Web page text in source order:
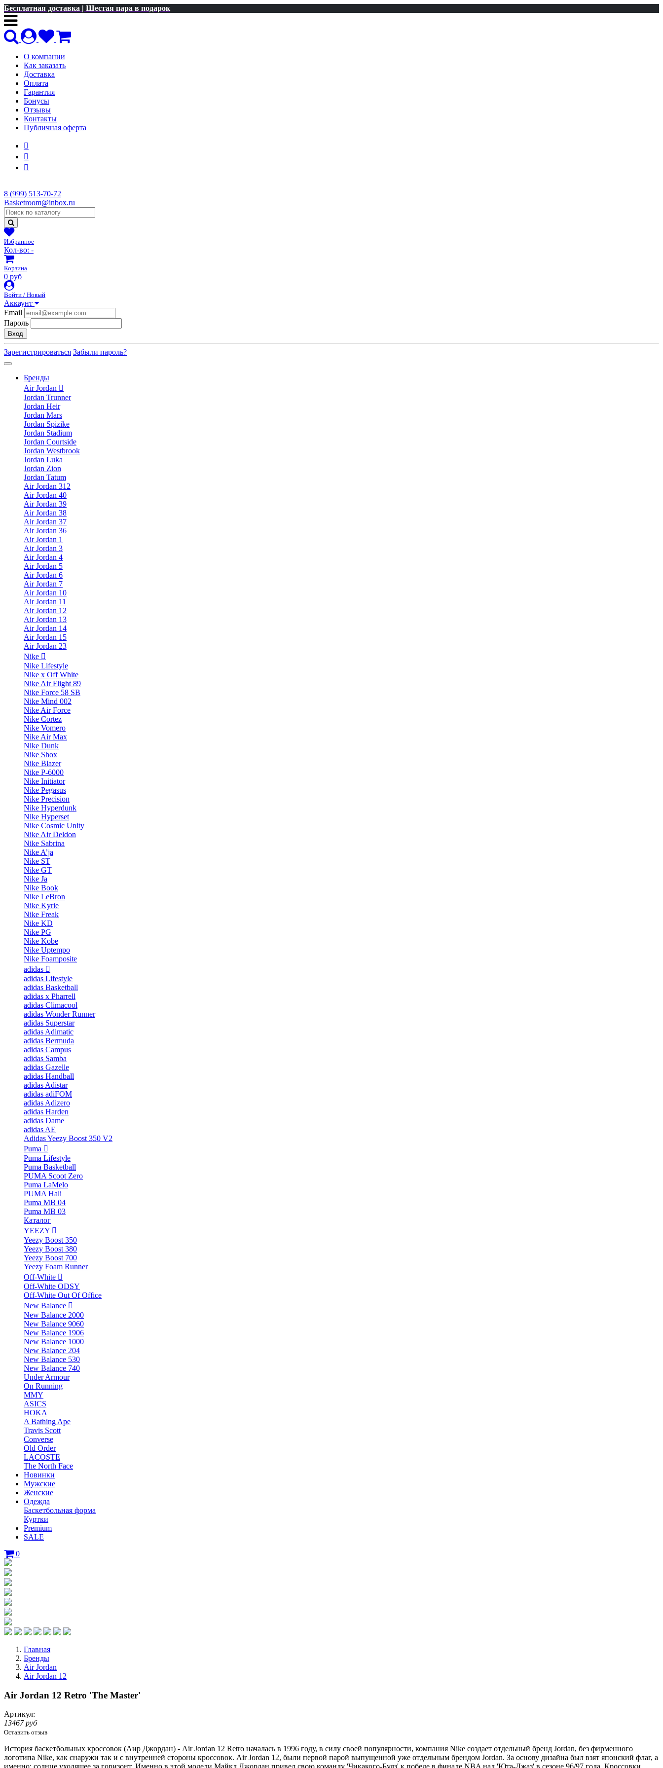
Бесплатная доставка | Шестая пара в подарок
О компании
Как заказать
Доставка
Оплата
Гарантия
Бонусы
Отзывы
Контакты
Публичная оферта
8 (999) 513-70-72
Basketroom@inbox.ru
Избранное
Кол-во: -
Корзина
0 руб
Войти / Новый
Аккаунт
Email
Пароль
Вход
Зарегистрироваться Забыли пароль?
Бренды
Air Jordan
Jordan Trunner
Jordan Heir
Jordan Mars
Jordan Spizike
Jordan Stadium
Jordan Courtside
Jordan Westbrook
Jordan Luka
Jordan Zion
Jordan Tatum
Air Jordan 312
Air Jordan 40
Air Jordan 39
Air Jordan 38
Air Jordan 37
Air Jordan 36
Air Jordan 1
Air Jordan 3
Air Jordan 4
Air Jordan 5
Air Jordan 6
Air Jordan 7
Air Jordan 10
Air Jordan 11
Air Jordan 12
Air Jordan 13
Air Jordan 14
Air Jordan 15
Air Jordan 23
Nike
Nike Lifestyle
Nike x Off White
Nike Air Flight 89
Nike Force 58 SB
Nike Mind 002
Nike Air Force
Nike Cortez
Nike Vomero
Nike Air Max
Nike Dunk
Nike Shox
Nike Blazer
Nike P-6000
Nike Initiator
Nike Pegasus
Nike Precision
Nike Hyperdunk
Nike Hyperset
Nike Cosmic Unity
Nike Air Deldon
Nike Sabrina
Nike A’ja
Nike ST
Nike GT
Nike Ja
Nike Book
Nike LeBron
Nike Kyrie
Nike Freak
Nike KD
Nike PG
Nike Kobe
Nike Uptempo
Nike Foamposite
adidas
adidas Lifestyle
adidas Basketball
adidas x Pharrell
adidas Climacool
adidas Wonder Runner
adidas Superstar
adidas Adimatic
adidas Bermuda
adidas Campus
adidas Samba
adidas Gazelle
adidas Handball
adidas Adistar
adidas adiFOM
adidas Adizero
adidas Harden
adidas Dame
adidas AE
Adidas Yeezy Boost 350 V2
Puma
Puma Lifestyle
Puma Basketball
PUMA Scoot Zero
Puma LaMelo
PUMA Hali
Puma MB 04
Puma MB 03
Каталог
YEEZY
Yeezy Boost 350
Yeezy Boost 380
Yeezy Boost 700
Yeezy Foam Runner
Off-White
Off-White ODSY
Off-White Out Of Office
New Balance
New Balance 2000
New Balance 9060
New Balance 1906
New Balance 1000
New Balance 204
New Balance 530
New Balance 740
Under Armour
On Running
MMY
ASICS
HOKA
A Bathing Ape
Travis Scott
Converse
Old Order
LACOSTE
The North Face
Новинки
Мужские
Женские
Одежда
Баскетбольная форма
Куртки
Premium
SALE
0
Главная
Бренды
Air Jordan
Air Jordan 12
Air Jordan 12 Retro 'The Master'
Артикул:
13467 руб
Оставить отзыв
История баскетбольных кроссовок (Аир Джордан) - Air Jordan 12 Retro началась в 1996 году, в силу своей популярности, компания Nikе создает отдельный бренд Jordan, без фирменного
логотипа Nikе, как снаружи так и с внутренней стороны кроссовок. Air Jordan 12, были первой парой выпущенной уже отдельным брендом Jordan. За основу дизайна был взят японский флаг, а